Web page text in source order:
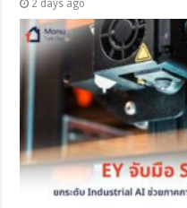
2 days ago